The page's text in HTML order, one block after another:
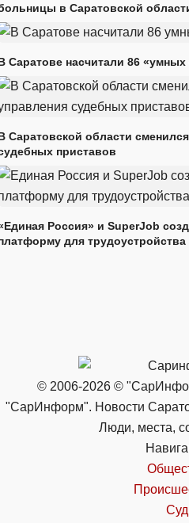
в Саратовской
Саратове насчитали 86
Саратовской области
приставов
Россия» и SuperJob
для
© 2006-2026 ©
"СарИнформ". Новости
Люди, места,
Суд